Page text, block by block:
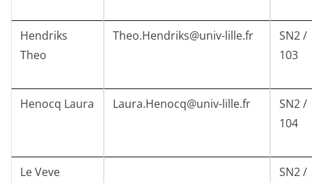
Hendriks
Theo
Theo.Hendriks@univ-lille.fr
SN2 /
103
Henocq Laura Laura.Henocq@univ-lille.fr
SN2 /
104
Le Veve
SN2 /